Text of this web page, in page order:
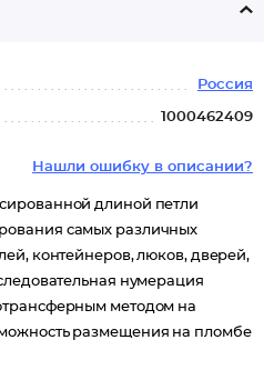
Россия
1000462409
Нашли ошибку в описании?
длиной петли
самых различных
контейнеров, люков, дверей,
нумерация
методом на
размещения на пломбе